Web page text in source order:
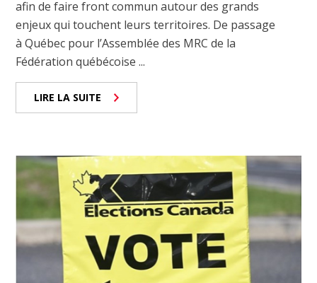
afin de faire front commun autour des grands
enjeux qui touchent leurs territoires. De passage
à Québec pour l’Assemblée des MRC de la
Fédération québécoise ...
LIRE LA SUITE